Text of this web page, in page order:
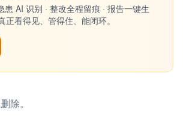
患 AI 识别 · 整改全程留痕 · 报告一键生
正看得见、管得住、能闭环。
除。